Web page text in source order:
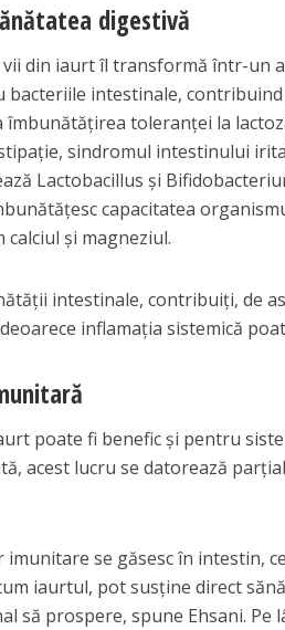
digestivă
din iaurt îl transformă într-un
bacteriile intestinale,
îmbunătățirea toleranței la
sindromul intestinului
Lactobacillus și
capacitatea
și magneziul.
intestinale, contribuiți, de
inflamația sistemică
poate fi benefic și pentru
acest lucru se datorează
se găsesc în intestin,
iaurtul, pot susține direct
să prospere, spune Ehsani.